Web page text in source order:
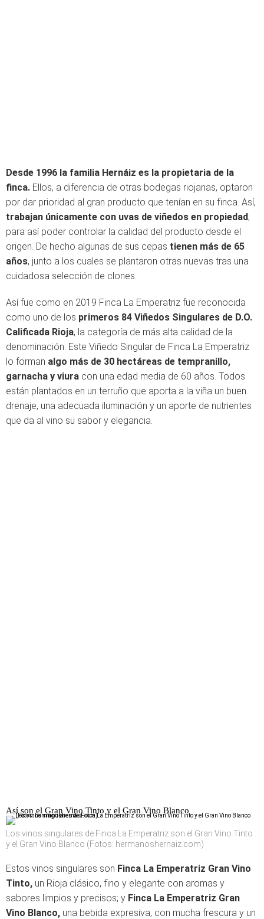
Desde 1996 la familia Hernáiz es la propietaria de la
finca. Ellos, a diferencia de otras bodegas riojanas, optaron
por dar prioridad al gran producto que tenían en su finca. Así,
trabajan únicamente con uvas de viñedos en propiedad;
para así poder controlar la calidad del producto desde el
origen. De hecho algunas de sus cepas tienen más de 65
años, junto a los cuales se plantaron otras nuevas tras una
cuidadosa selección de clones.
Así fue como en 2019 Finca La Emperatriz fue reconocida
como uno de los primeros 84 Viñedos Singulares de D.O.
Calificada Rioja, la categoría de más alta calidad de la
denominación. Este Viñedo Singular de Finca La Emperatriz
lo forman algo más de 30 hectáreas de tempranillo,
garnacha y viura con una edad media de 60 años. Todos
están plantados en un terruño que aporta a la viña un buen
drenaje, una adecuada iluminación y un aporte de nutrientes
que da al vino su sabor y elegancia.
Así son el Gran Vino Tinto y el Gran Vino Blanco
Los vinos singulares de Finca La Emperatriz son el Gran Vino Tinto
y el Gran Vino Blanco (Fotos: hermanoshernaiz.com)
Estos vinos singulares son Finca La Emperatriz Gran Vino
Tinto, un Rioja clásico, fino y elegante con aromas y
sabores limpios y precisos; y Finca La Emperatriz Gran
Vino Blanco, una bebida expresiva, con mucha frescura y un